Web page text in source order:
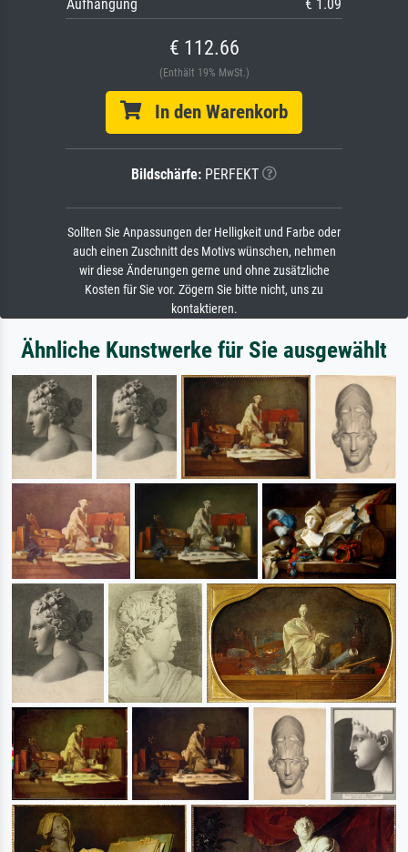
Aufhängung € 1.09
€ 112.66
(Enthält 19% MwSt.)
In den Warenkorb
Bildschärfe: PERFEKT
Sollten Sie Anpassungen der Helligkeit und Farbe oder
auch einen Zuschnitt des Motivs wünschen, nehmen
wir diese Änderungen gerne und ohne zusätzliche
Kosten für Sie vor. Zögern Sie bitte nicht, uns zu
kontaktieren.
Ähnliche Kunstwerke für Sie ausgewählt